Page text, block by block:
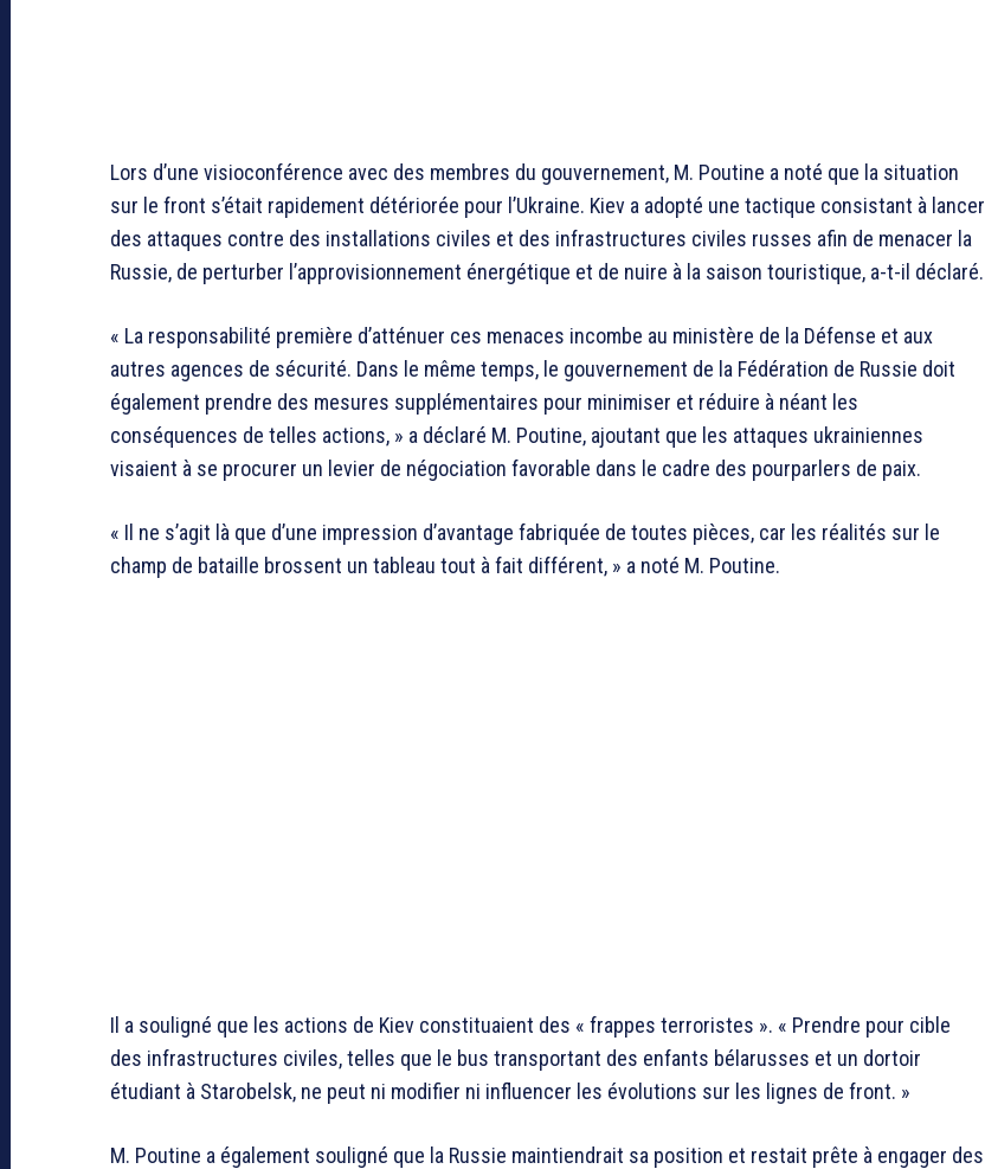
Lors d’une visioconférence avec des membres du gouvernement, M. Poutine a noté que la situation
sur le front s’était rapidement détériorée pour l’Ukraine. Kiev a adopté une tactique consistant à lancer
des attaques contre des installations civiles et des infrastructures civiles russes afin de menacer la
Russie, de perturber l’approvisionnement énergétique et de nuire à la saison touristique, a-t-il déclaré.
« La responsabilité première d’atténuer ces menaces incombe au ministère de la Défense et aux
autres agences de sécurité. Dans le même temps, le gouvernement de la Fédération de Russie doit
également prendre des mesures supplémentaires pour minimiser et réduire à néant les
conséquences de telles actions, » a déclaré M. Poutine, ajoutant que les attaques ukrainiennes
visaient à se procurer un levier de négociation favorable dans le cadre des pourparlers de paix.
« Il ne s’agit là que d’une impression d’avantage fabriquée de toutes pièces, car les réalités sur le
champ de bataille brossent un tableau tout à fait différent, » a noté M. Poutine.
Il a souligné que les actions de Kiev constituaient des « frappes terroristes ». « Prendre pour cible
des infrastructures civiles, telles que le bus transportant des enfants bélarusses et un dortoir
étudiant à Starobelsk, ne peut ni modifier ni influencer les évolutions sur les lignes de front. »
M. Poutine a également souligné que la Russie maintiendrait sa position et restait prête à engager des